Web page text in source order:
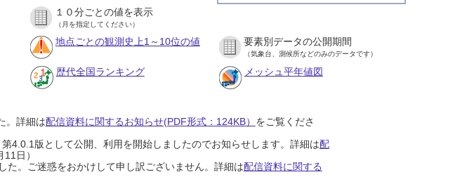
１０分ごとの値を表示
（月を指定してください）
地点ごとの観測史上1～10位の値 要素別データの公開期間
（気象台、測候所などのみのデータです）
歴代全国ランキング メッシュ平年値図
。詳細は配信資料に関するお知らせ(PDF形式：124KB） をご覧くださ
4.0.1版として公開、利用を開始しましたのでお知らせします。詳細は配
日）
。ご迷惑をおかけして申し訳ございません。詳細は配信資料に関する